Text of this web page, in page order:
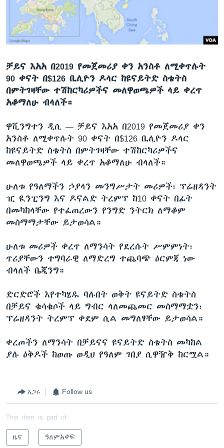
ቋንቋዎች
ቻይና እአአ በ2019 የመጀመሪያ ቀን አንስቶ ለሚቀጥሉት
90 ቀናት በ$126 ቢሊዮን ዶላር ከዩናይትድ ስቴትስ
በምትገዛቸው ተሽከርካሪዎችና መለዋወጫዎች ላይ ቀረጥ
አቆማለሁ ብላለች።
ዋሺንግተን ዲሲ — ቻይና እአአ በ2019 የመጀመሪያ ቀን
አንስቶ ለሚቀጥሉት 90 ቀናት በ$126 ቢሊዮን ዶላር
ከዩናይትድ ስቴትስ በምትገዛቸው ተሽከርካሪዎችና
መለዋወጫዎች ላይ ቀረጥ አቆማለሁ ብላለች።
ሁለቱ የዓለማችን ኃያላን መንግሥታት መሪዎች፣ ፕሬዘዳንት
ዢ ዪንፒንግ እና ዶናልድ ትረምፕ ከ10 ቀናት በፊት
በመካከላቸው የተፈጠረውን የንግድ ንትርክ ለማቆም
መስማማታቸው ይታወሳል።
ሁለቱ መሪዎች ቀረጥ ለማንሳት የደረሱት ሥምምነት፣
ጥሪያቸውን ተግባራዊ ለማድረግ ተጨባጭ ዕርምጃ ነው
ብላለች ቤጂንግ።
ድርድሮች እየተካሄዱ ባሉበት ወቅት ዩናይትድ ስቴትስ
በቻይና ቁሳቁሶች ላይ ግብር ላለመጨመር መስማማቷን፣
ፕሬዘዳንት ትረምፕ ቀደም ሲል መግለፃቸው ይታወሳል።
ቀረጦችን ለማንሳት በቻይናና ዩናይትድ ስቴትስ መካከል
ያሉ ዕቅዶች ከወጡ ወዲህ የዓለም ገበያ ሲዋዥቅ ከርሟል።
አጋሩ Follow us
This item is part of
ዜና ዓለምአቀፍ